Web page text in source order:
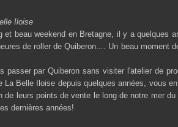
Iloise
et beau weekend en Bretagne, il y a quelques
de roller de Quiberon.... Un beau moment
passer par Quiberon sans visiter l'atelier de
La Belle Iloise depuis quelques années, vous
de leurs points de vente le long de notre mer
dernières années!